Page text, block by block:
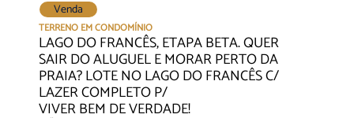
Venda
TERRENO EM CONDOMÍNIO
LAGO DO FRANCÊS, ETAPA BETA. QUER
SAIR DO ALUGUEL E MORAR PERTO DA
PRAIA? LOTE NO LAGO DO FRANCÊS C/
LAZER COMPLETO P/
VIVER BEM DE VERDADE!